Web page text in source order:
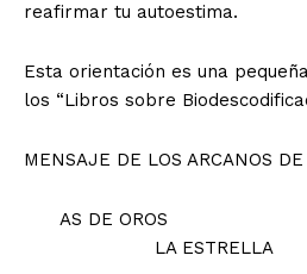
reafirmar tu autoestima.
Esta orientación es una
los “Libros sobre
MENSAJE DE LOS ARCANOS
AS DE OROS 9 DE
LA ESTRELLA